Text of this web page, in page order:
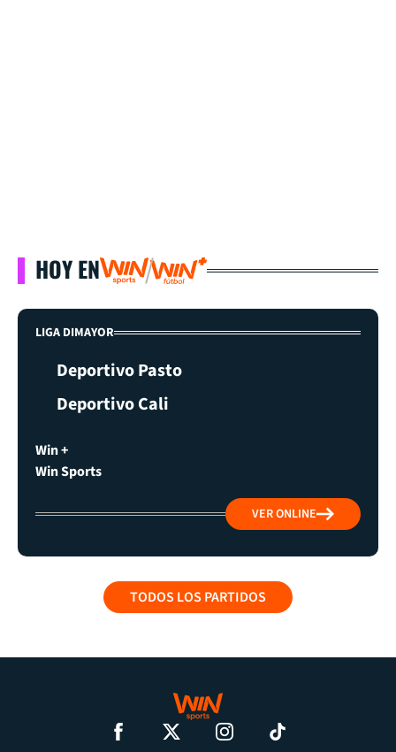
HOY EN
LIGA DIMAYOR
Deportivo Pasto
Deportivo Cali
Win +
Win Sports
VER ONLINE
TODOS LOS PARTIDOS